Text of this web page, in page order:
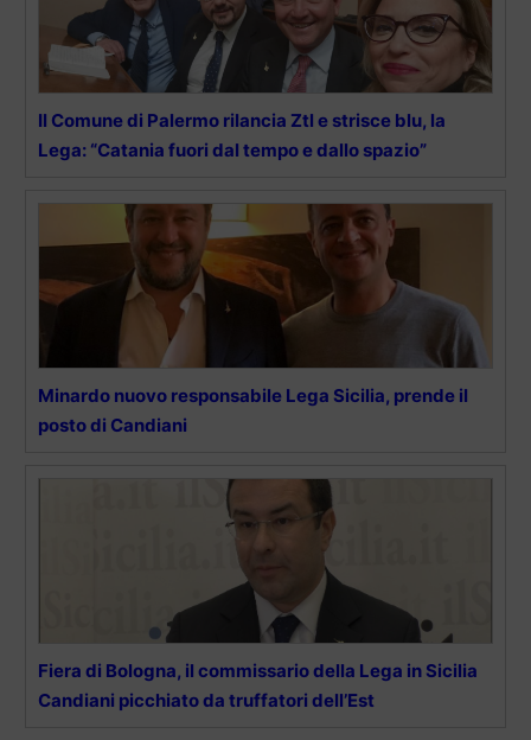
Il Comune di Palermo rilancia Ztl e strisce blu, la
Lega: “Catania fuori dal tempo e dallo spazio”
Minardo nuovo responsabile Lega Sicilia, prende il
posto di Candiani
Fiera di Bologna, il commissario della Lega in Sicilia
Candiani picchiato da truffatori dell’Est